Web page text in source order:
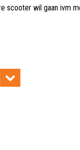
scooter wil gaan ivm